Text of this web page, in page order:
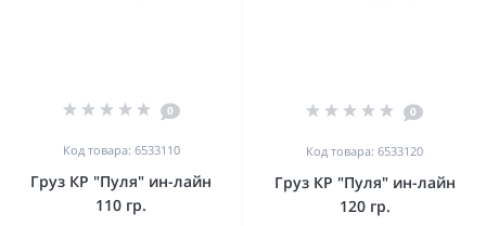
0
Код товара: 6533110
Груз КР "Пуля" ин-лайн
110 гр.
0
Код товара: 6533120
Груз КР "Пуля" ин-лайн
120 гр.